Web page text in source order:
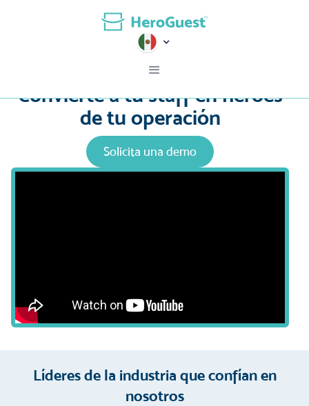
Convierte a tu staff en héroes
de tu operación
Solicita una demo
Líderes de la industria que confían en
nosotros